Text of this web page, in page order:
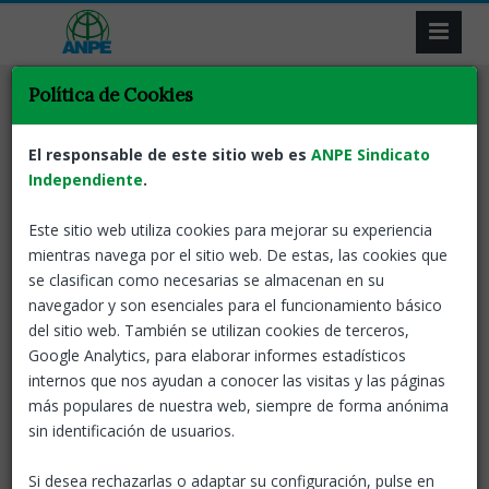
Mesures parcials que no
resolen el problema de fons del
26 May, 2026 ANPE-Catalunya
La nova proposta del Departament d’Educació, lluny de
respondre a les demandes reals del professorat, continua
apostant per complements parcials i mesures fragmentades
que no comporten una millora salarial general per al conjunt
de la plantilla docent.
Política de Cookies
El responsable de este sitio web es ANPE Sindicato
Independiente.
Este sitio web utiliza cookies para mejorar su experiencia
mientras navega por el sitio web. De estas, las cookies que
se clasifican como necesarias se almacenan en su
navegador y son esenciales para el funcionamiento básico
del sitio web. También se utilizan cookies de terceros,
Google Analytics, para elaborar informes estadísticos
internos que nos ayudan a conocer las visitas y las páginas
más populares de nuestra web, siempre de forma anónima
sin identificación de usuarios.
Si desea rechazarlas o adaptar su configuración, pulse en